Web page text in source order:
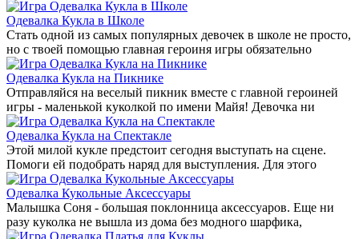
Одевалка Кукла в Школе
Стать одной из самых популярных девочек в школе не просто,
но с твоей помощью главная героиня игры обязательно
Одевалка Кукла на Пикнике
Отправляйся на веселый пикник вместе с главной героиней
игры - маленькой куколкой по имени Майя! Девочка ни
Одевалка Кукла на Спектакле
Этой милой кукле предстоит сегодня выступать на сцене.
Помоги ей подобрать наряд для выступления. Для этого
Одевалка Кукольные Аксессуары
Малышка Соня - большая поклонница аксессуаров. Еще ни
разу куколка не вышла из дома без модного шарфика,